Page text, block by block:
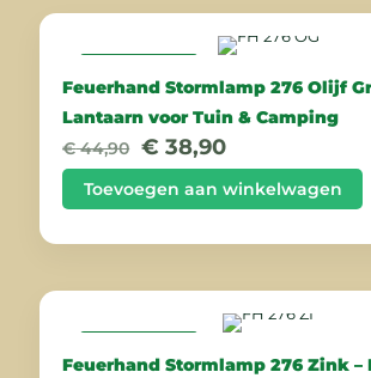
Feuerhand Stormlamp 276 Olijf
Lantaarn voor Tuin & Camping
€44,90 Oorspronkelijke
prijs
was:
€ 44,90.
€ 38,90Huidige
prijs
is:
€ 38,90.
Toevoegen aan winkelwagen
Feuerhand Stormlamp 276 Zink –